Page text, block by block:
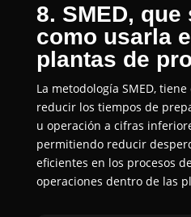
8. SMED,
como usarla
plantas de
La metodología SMED,
reducir los tiempos de
u operación a cifras
permitiendo reducir
eficientes en los procesos
operaciones dentro de las